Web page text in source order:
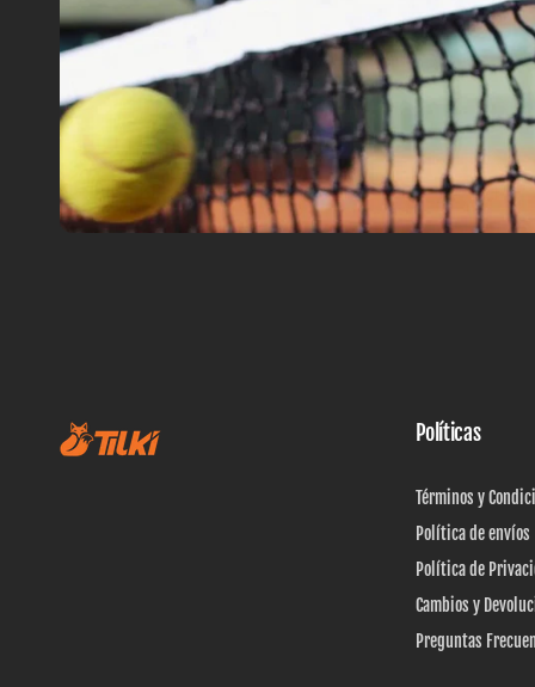
Políticas
Términos y
Política de envíos
Política de
Cambios y
Preguntas